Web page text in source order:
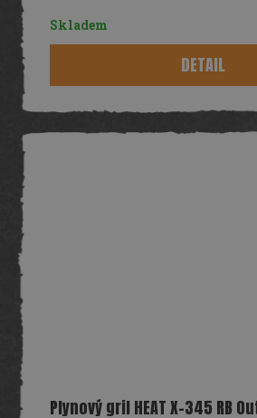
Skladem
DETAIL
Plynový gril HEAT X-345 RB